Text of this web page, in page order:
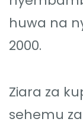
huwa na
2000.
Ziara za
sehemu